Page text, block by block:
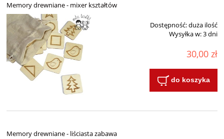
Memory drewniane - mixer kształtów
Dostępność:duża ilość
Wysyłka w:3 dni
30,00 zł
do koszyka
Memory drewniane - liściasta zabawa